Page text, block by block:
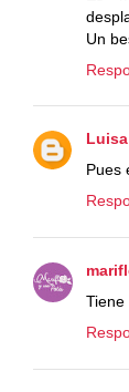
Un
Luisa
Pues
Tiene